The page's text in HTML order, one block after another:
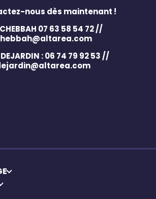
nous dès maintenant !
07 63 58 54 72 //
: 06 74 79 92 53 //